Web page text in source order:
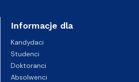
Informacje dla
Kandydaci
Studenci
Doktoranci
Absolwenci